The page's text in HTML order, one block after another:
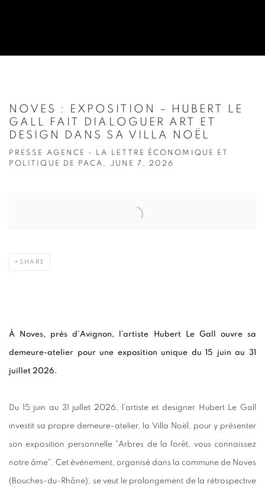
NOVES : EXPOSITION – HUBERT LE
GALL FAIT DIALOGUER ART ET
DESIGN DANS SA VILLA NOËL
PRESSE AGENCE - LA LETTRE ÉCONOMIQUE ET
POLITIQUE DE PACA, JUNE 7, 2026
SHARE
À Noves, près d’Avignon, l’artiste Hubert Le Gall ouvre sa
demeure-atelier pour une exposition unique du 15 juin au 31
juillet 2026.
Du 15 juin au 31 juillet 2026, l’artiste et designer Hubert Le Gall
investit sa propre demeure-atelier, la Villa Noël, pour y présenter
son exposition personnelle "Arbres de la forêt, vous connaissez
notre âme". Cet événement, organisé dans la commune de Noves
(Bouches-du-Rhône), se veut le prolongement de la rétrospective